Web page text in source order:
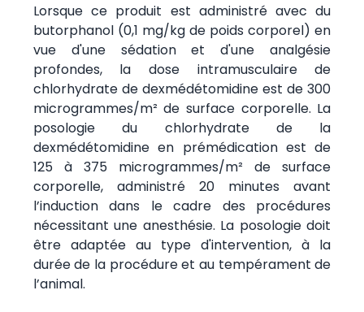
Lorsque ce produit est administré avec du
butorphanol (0,1 mg/kg de poids corporel) en
vue d'une sédation et d'une analgésie
profondes, la dose intramusculaire de
chlorhydrate de dexmédétomidine est de 300
microgrammes/m² de surface corporelle. La
posologie du chlorhydrate de la
dexmédétomidine en prémédication est de
125 à 375 microgrammes/m² de surface
corporelle, administré 20 minutes avant
l’induction dans le cadre des procédures
nécessitant une anesthésie. La posologie doit
être adaptée au type d'intervention, à la
durée de la procédure et au tempérament de
l’animal.